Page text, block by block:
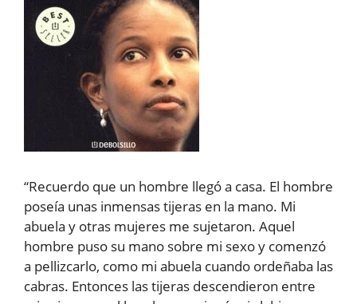
“Recuerdo que un hombre llegó a casa. El hombre
poseía unas inmensas tijeras en la mano. Mi
abuela y otras mujeres me sujetaron. Aquel
hombre puso su mano sobre mi sexo y comenzó
a pellizcarlo, como mi abuela cuando ordeñaba las
cabras. Entonces las tijeras descendieron entre